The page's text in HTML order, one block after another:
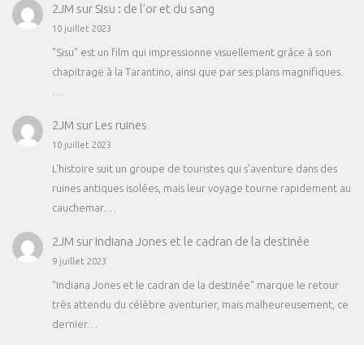
2JM sur Sisu : de l’or et du sang
10 juillet 2023
"Sisu" est un film qui impressionne visuellement grâce à son
chapitrage à la Tarantino, ainsi que par ses plans magnifiques.
2JM sur Les ruines
10 juillet 2023
L'histoire suit un groupe de touristes qui s'aventure dans des
ruines antiques isolées, mais leur voyage tourne rapidement au
cauchemar.…
2JM sur Indiana Jones et le cadran de la destinée
9 juillet 2023
"Indiana Jones et le cadran de la destinée" marque le retour
très attendu du célèbre aventurier, mais malheureusement, ce
dernier…